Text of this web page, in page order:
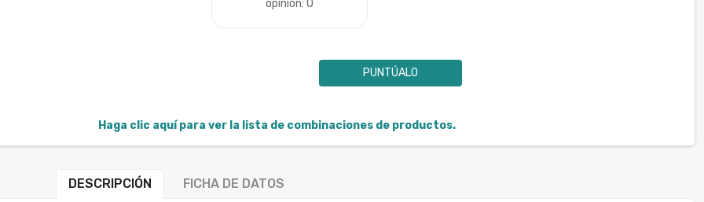
opinión: 0
PUNTÚALO
Haga clic aquí para ver la lista de combinaciones de productos.
DESCRIPCIÓN FICHA DE DATOS